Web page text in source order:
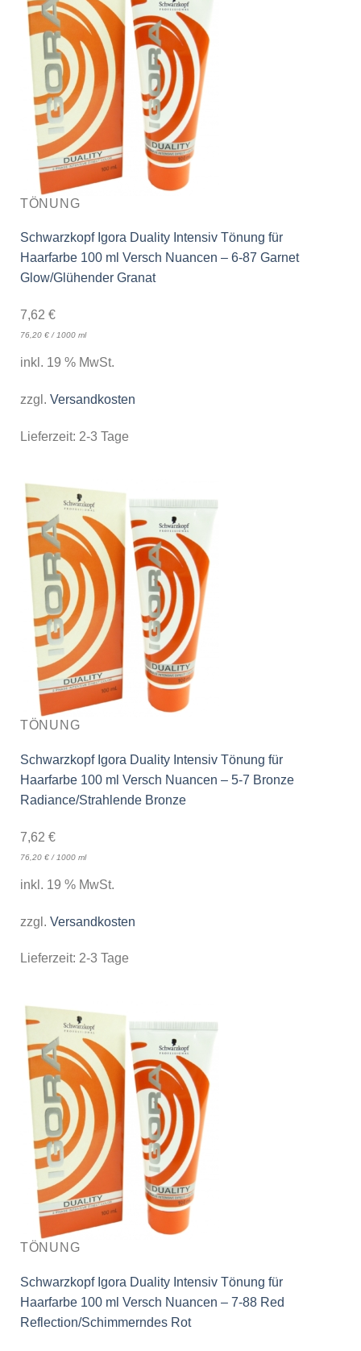
TÖNUNG
Schwarzkopf Igora Duality Intensiv Tönung für
Haarfarbe 100 ml Versch Nuancen – 6-87 Garnet
Glow/Glühender Granat
7,62 €
76,20 €/1000 ml
inkl. 19 % MwSt.
zzgl. Versandkosten
Lieferzeit: 2-3 Tage
TÖNUNG
Schwarzkopf Igora Duality Intensiv Tönung für
Haarfarbe 100 ml Versch Nuancen – 5-7 Bronze
Radiance/Strahlende Bronze
7,62 €
76,20 €/ 1000 ml
inkl. 19 % MwSt.
zzgl. Versandkosten
Lieferzeit: 2-3 Tage
TÖNUNG
Schwarzkopf Igora Duality Intensiv Tönung für
Haarfarbe 100 ml Versch Nuancen – 7-88 Red
Reflection/Schimmerndes Rot